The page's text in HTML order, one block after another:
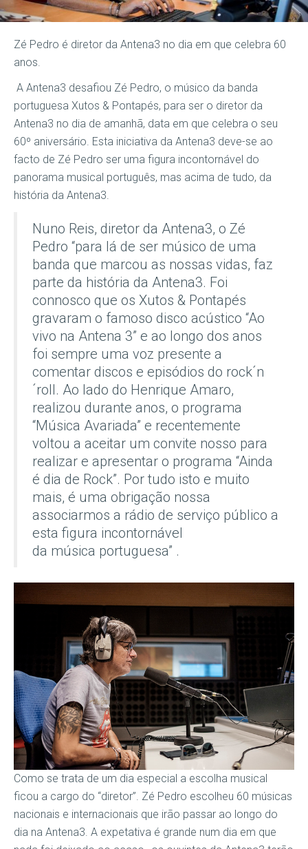
Zé Pedro é diretor da Antena3 no dia em que celebra 60
anos.
A Antena3 desafiou Zé Pedro, o músico da banda
portuguesa Xutos & Pontapés, para ser o diretor da
Antena3 no dia de amanhã, data em que celebra o seu
60º aniversário. Esta iniciativa da Antena3 deve-se ao
facto de Zé Pedro ser uma figura incontornável do
panorama musical português, mas acima de tudo, da
história da Antena3.
Nuno Reis, diretor da Antena3, o Zé
Pedro “para lá de ser músico de uma
banda que marcou as nossas vidas, faz
parte da história da Antena3. Foi
connosco que os Xutos & Pontapés
gravaram o famoso disco acústico “Ao
vivo na Antena 3” e ao longo dos anos
foi sempre uma voz presente a
comentar discos e episódios do rock´n
´roll. Ao lado do Henrique Amaro,
realizou durante anos, o programa
“Música Avariada” e recentemente
voltou a aceitar um convite nosso para
realizar e apresentar o programa “Ainda
é dia de Rock”. Por tudo isto e muito
mais, é uma obrigação nossa
associarmos a rádio de serviço público a
esta figura incontornável
da música portuguesa” .
Como se trata de um dia especial a escolha musical
ficou a cargo do “diretor”. Zé Pedro escolheu 60 músicas
nacionais e internacionais que irão passar ao longo do
dia na Antena3. A expetativa é grande num dia em que